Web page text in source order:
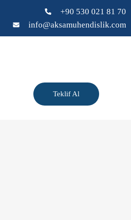
+90 530 021 81 70
info@aksamuhendislik.com
Teklif Al